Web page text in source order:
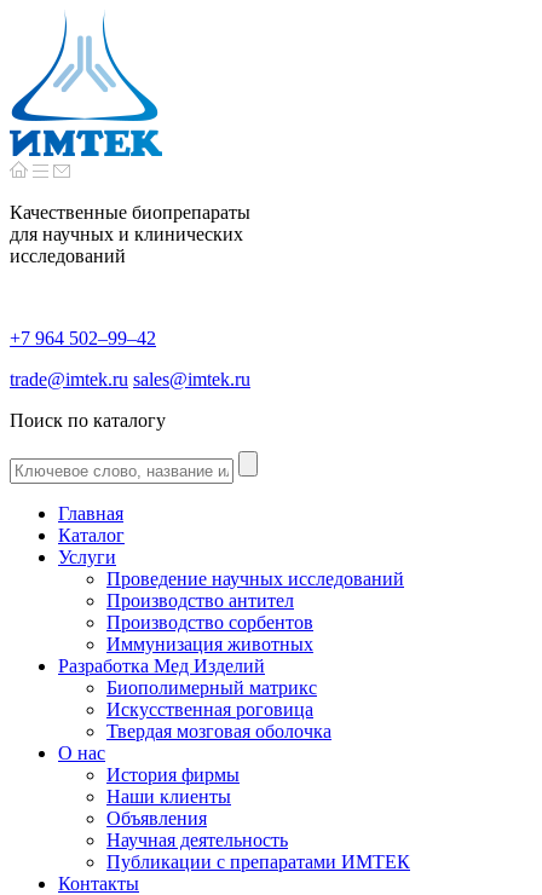
Качественные биопрепараты
для научных и клинических
исследований
+7 964 502–99–42
trade@imtek.ru sales@imtek.ru
Поиск по каталогу
Главная
Каталог
Услуги
Проведение научных исследований
Производство антител
Производство сорбентов
Иммунизация животных
Разработка Мед Изделий
Биополимерный матрикс
Искусственная роговица
Твердая мозговая оболочка
О нас
История фирмы
Наши клиенты
Объявления
Научная деятельность
Публикации с препаратами ИМТЕК
Контакты